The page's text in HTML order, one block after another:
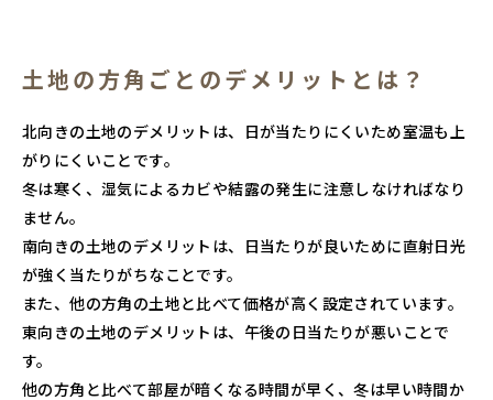
土地の方角ごとのデメリットとは？
北向きの土地のデメリットは、日が当たりにくいため室温も上
がりにくいことです。
冬は寒く、湿気によるカビや結露の発生に注意しなければなり
ません。
南向きの土地のデメリットは、日当たりが良いために直射日光
が強く当たりがちなことです。
また、他の方角の土地と比べて価格が高く設定されています。
東向きの土地のデメリットは、午後の日当たりが悪いことで
す。
他の方角と比べて部屋が暗くなる時間が早く、冬は早い時間か